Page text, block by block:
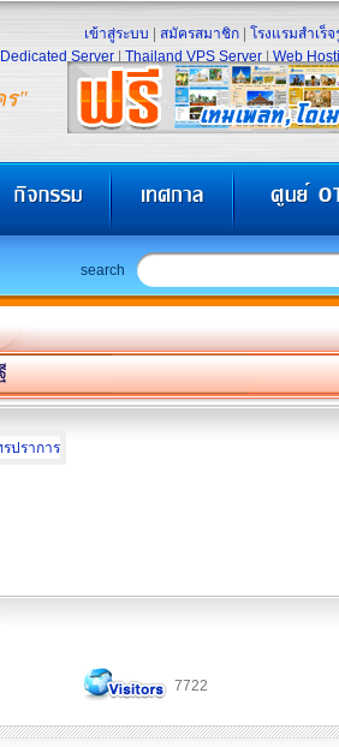
ร"
เข้าสู่ระบบ สมัครสมาชิก โรงแรมสำเร็จ
Server Thailand VPS Server Web
search
7722